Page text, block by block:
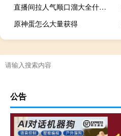
直播间拉人气顺口溜大全什么梗
原神蛋怎么大量获得
公告